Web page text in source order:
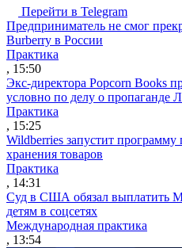
Перейти в Telegram
Предприниматель не смог
Burberry в России
Практика
, 15:50
Экс-директора Popcorn Books
условно по делу о пропаганде
Практика
, 15:25
Wildberries запустит программу
хранения товаров
Практика
, 14:31
Суд в США обязал выплатить
детям в соцсетях
Международная практика
, 13:54